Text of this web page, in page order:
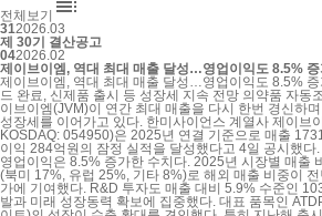
전체보기 
312026.03
제 30기 결산공고
042026.02
제이브이엠, 역대 최대 매출 달성…영업이익도 8.5% 증
제이브이엠, 역대 최대 매출 달성…영업이익도 8.5% 증
드 완료, 신제품 출시 등 성장세 지속 전망 의약품 자동
이브이엠(JVM)이 연간 최대 매출을 다시 한번 경신하
성장세를 이어가고 있다. 한미사이언스 계열사 제이브
KOSDAQ: 054950)은 2025년 연결 기준으로 매출
이익 284억원의 잠정 실적을 달성했다고 4일 공시했
영업이익은 8.5% 증가한 수치다. 2025년 시장별 매출
(북미 17%, 유럽 25%, 기타 8%)로 해외 매출 비중이
가에 기여했다. R&D 투자도 매출 대비 5.9% 수준인
발과 미래 성장동력 확보에 집중했다. 대표 품목인